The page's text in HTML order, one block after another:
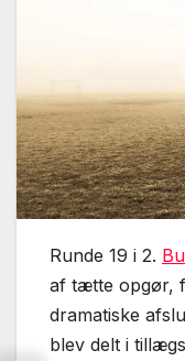
Runde 19 i 2.
af tætte opgør,
dramatiske
blev delt i